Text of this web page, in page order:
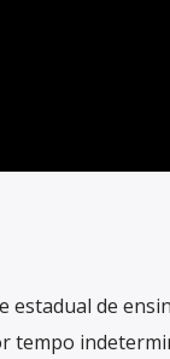
estadual de
tempo